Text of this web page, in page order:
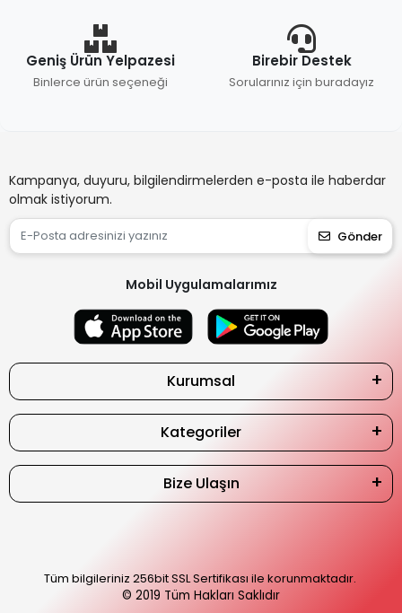
Geniş Ürün Yelpazesi
Binlerce ürün seçeneği
Birebir Destek
Sorularınız için buradayız
Kampanya, duyuru, bilgilendirmelerden e-posta ile haberdar
olmak istiyorum.
Gönder
Mobil Uygulamalarımız
Kurumsal
Kategoriler
Bize Ulaşın
Tüm bilgileriniz 256bit SSL Sertifikası ile korunmaktadır.
© 2019 Tüm Hakları Saklıdır